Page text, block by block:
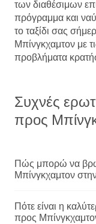
των διαθέσιμων
πρόγραμμα και
το ταξίδι σας
Μπίνγκχαμτον με
προβλήματα
Συχνές
προς
Πώς μπορώ να
Μπίνγκχαμτον
Πότε είναι η
προς